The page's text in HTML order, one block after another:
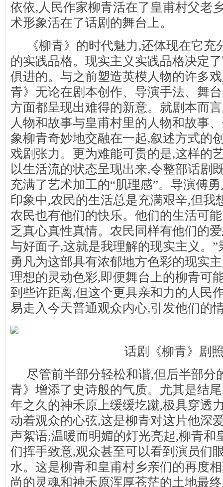
依依,人民作家柳青活在了皇甫村父老
术形象活在了话剧的舞台上。
《柳青》的时代魅力,还体现在它
的实践品格。现实主义实践品格决定
俱进的。与之前塑造英模人物的许多
青》无论在剧本创作、导演手法、舞
方面都呈现出难得的新意。就剧本而
人物和故事与皇甫村里的人物和故事
象柳青奇妙地交融在一起,叙述方式的
戏剧张力。更为难能可贵的是,这样的
以生活流的状态呈现出来,令整部话剧
充满了艺术加工的“肌理感”。导演傅
印象中,农民的生活总是充满艰辛,但我
农民也有他们的快乐。他们的生活可
乏真心真性真情。农民同样有他们的
与好面子,这就是我理解的现实主义。
勇凡为这部具有浓郁地方色彩的现实
理想的灵动色彩,即便舞台上的柳青可
到些许距离,但这个更具亲和力的人民
易走入今天普通观众内心,引发他们的
话剧《柳青》剧
尽管前半部分轻松和谐,但后半部分
青》增添了史诗般的气质。尤其是结
年之久的神禾原上缓缓圪蹴,极具穿透
动着观众的心弦,这是柳青对这片他深
声絮语;温暖而明媚的灯光亮起,柳青和
们挥手致意,观众甚至可以看到演员们
水。这是柳青和皇甫村乡亲们的再度
尚的灵魂和神禾原浑厚苍茫的土地最